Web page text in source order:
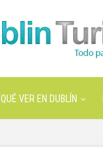
QUÉ VER EN DUBLÍN